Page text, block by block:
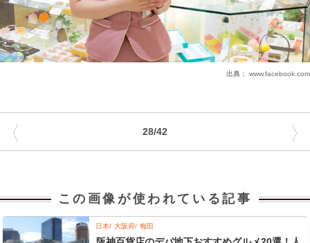
出典： www.facebook.com
28/42
〈 〉
この画像が使われている記事
日本 大阪府 梅田